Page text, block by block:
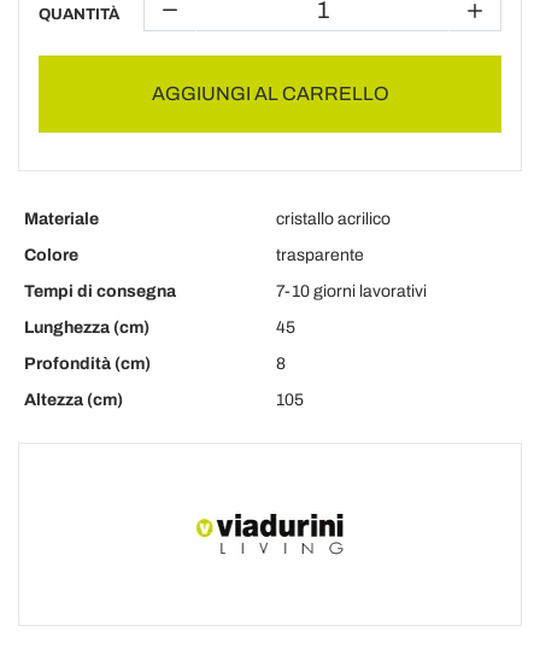
QUANTITÀ
AGGIUNGI AL CARRELLO
Materiale
cristallo acrilico
Colore
trasparente
Tempi di consegna
7-10 giorni lavorativi
Lunghezza (cm)
45
Profondità (cm)
8
Altezza (cm)
105